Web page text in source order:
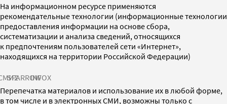
На информационном ресурсе применяются
рекомендательные технологии (информационные технологии
предоставления информации на основе сбора,
систематизации и анализа сведений, относящихся
к предпочтениям пользователей сети «Интернет»,
находящихся на территории Российской Федерации)
SPARROWINFOX
Перепечатка материалов и использование их в любой форме,
в том числе и в электронных СМИ, возможны только с